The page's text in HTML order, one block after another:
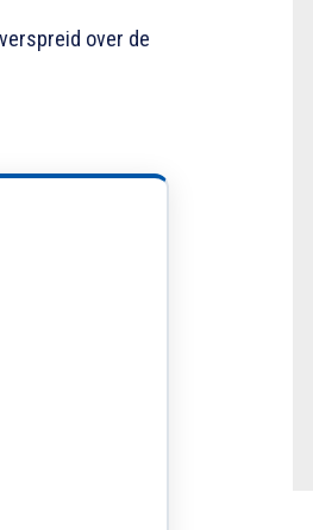
over de